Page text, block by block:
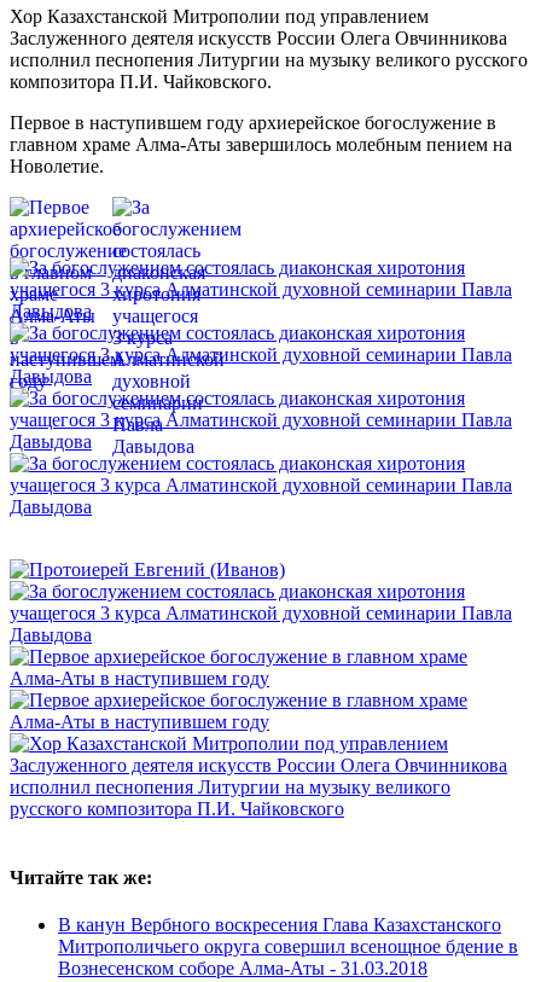
Хор Казахстанской Митрополии под управлением
Заслуженного деятеля искусств России Олега Овчинникова
исполнил песнопения Литургии на музыку великого русского
композитора П.И. Чайковского.
Первое в наступившем году архиерейское богослужение в
главном храме Алма-Аты завершилось молебным пением на
Новолетие.
Читайте так же:
В канун Вербного воскресения Глава Казахстанского
Митрополичьего округа совершил всенощное бдение в
Вознесенском соборе Алма-Аты - 31.03.2018